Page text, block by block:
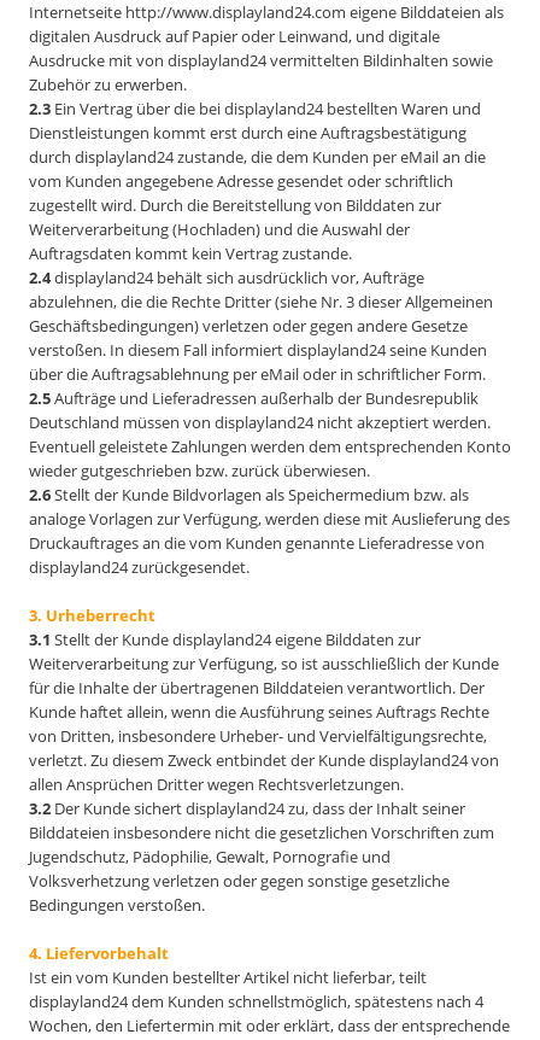
Internetseite http://www.displayland24.com eigene Bilddateien als
digitalen Ausdruck auf Papier oder Leinwand, und digitale
Ausdrucke mit von displayland24 vermittelten Bildinhalten sowie
Zubehör zu erwerben.
2.3 Ein Vertrag über die bei displayland24 bestellten Waren und
Dienstleistungen kommt erst durch eine Auftragsbestätigung
durch displayland24 zustande, die dem Kunden per eMail an die
vom Kunden angegebene Adresse gesendet oder schriftlich
zugestellt wird. Durch die Bereitstellung von Bilddaten zur
Weiterverarbeitung (Hochladen) und die Auswahl der
Auftragsdaten kommt kein Vertrag zustande.
2.4displayland24 behält sich ausdrücklich vor, Aufträge
abzulehnen, die die Rechte Dritter (siehe Nr. 3 dieser Allgemeinen
Geschäftsbedingungen) verletzen oder gegen andere Gesetze
verstoßen. In diesem Fall informiert displayland24 seine Kunden
über die Auftragsablehnung per eMail oder in schriftlicher Form.
2.5Aufträge und Lieferadressen außerhalb der Bundesrepublik
Deutschland müssen von displayland24 nicht akzeptiert werden.
Eventuell geleistete Zahlungen werden dem entsprechenden Konto
wieder gutgeschrieben bzw. zurück überwiesen.
2.6Stellt der Kunde Bildvorlagen als Speichermedium bzw. als
analoge Vorlagen zur Verfügung, werden diese mit Auslieferung des
Druckauftrages an die vom Kunden genannte Lieferadresse von
displayland24 zurückgesendet.
3. Urheberrecht
3.1 Stellt der Kunde displayland24 eigene Bilddaten zur
Weiterverarbeitung zur Verfügung, so ist ausschließlich der Kunde
für die Inhalte der übertragenen Bilddateien verantwortlich. Der
Kunde haftet allein, wenn die Ausführung seines Auftrags Rechte
von Dritten, insbesondere Urheber- und Vervielfältigungsrechte,
verletzt. Zu diesem Zweck entbindet der Kunde displayland24 von
allen Ansprüchen Dritter wegen Rechtsverletzungen.
3.2 Der Kunde sichert displayland24 zu, dass der Inhalt seiner
Bilddateien insbesondere nicht die gesetzlichen Vorschriften zum
Jugendschutz, Pädophilie, Gewalt, Pornografie und
Volksverhetzung verletzen oder gegen sonstige gesetzliche
Bedingungen verstoßen.
4. Liefervorbehalt
Ist ein vom Kunden bestellter Artikel nicht lieferbar, teilt
displayland24 dem Kunden schnellstmöglich, spätestens nach 4
Wochen, den Liefertermin mit oder erklärt, dass der entsprechende